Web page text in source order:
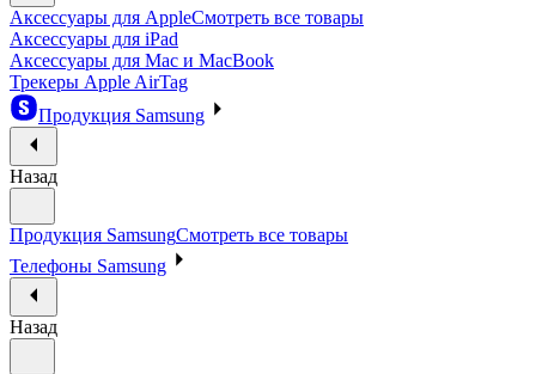
Аксессуары для AppleСмотреть все товары
Аксессуары для iPad
Аксессуары для Mac и MacBook
Трекеры Apple AirTag
Продукция Samsung
Назад
Продукция SamsungСмотреть все товары
Телефоны Samsung
Назад